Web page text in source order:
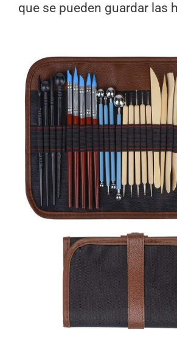
que se pueden guardar las